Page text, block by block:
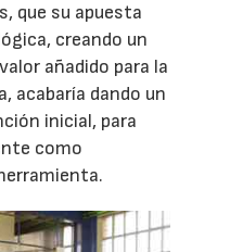
que su apuesta
creando un
añadido para la
acabaría dando un
inicial, para
como